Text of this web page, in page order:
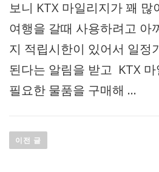
보니 KTX 마일리지가 꽤 많
여행을 갈때 사용하려고 아
지 적립시한이 있어서 일정
된다는 알림을 받고 KTX
필요한 물품을 구매해 …
글
내
이전 글